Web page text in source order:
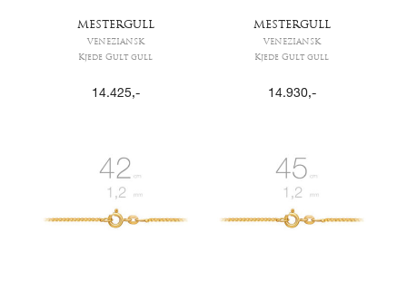
MESTERGULL
VENEZIANSK
Kjede Gult gull
14.425,-
MESTERGULL
VENEZIANSK
Kjede Gult gull
14.930,-